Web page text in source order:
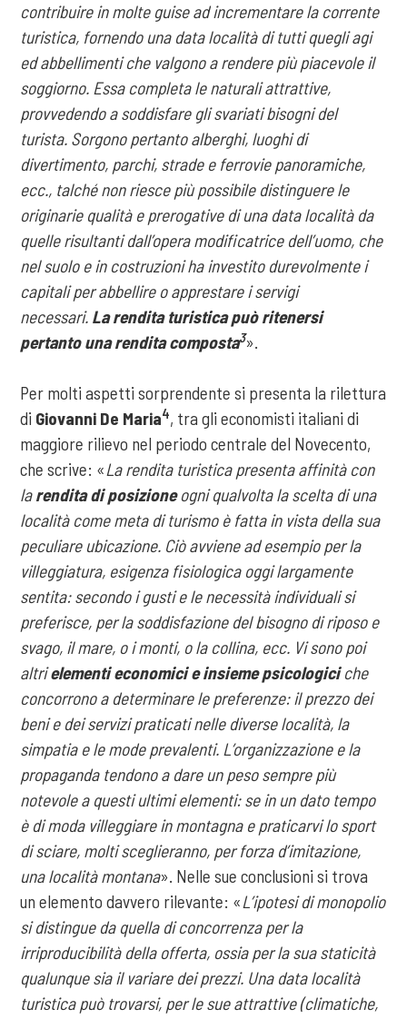
contribuire in molte guise ad incrementare la corrente
turistica, fornendo una data località di tutti quegli agi
ed abbellimenti che valgono a rendere più piacevole il
soggiorno. Essa completa le naturali attrattive,
provvedendo a soddisfare gli svariati bisogni del
turista. Sorgono pertanto alberghi, luoghi di
divertimento, parchi, strade e ferrovie panoramiche,
ecc., talché non riesce più possibile distinguere le
originarie qualità e prerogative di una data località da
quelle risultanti dall’opera modificatrice dell’uomo, che
nel suolo e in costruzioni ha investito durevolmente i
capitali per abbellire o apprestare i servigi
necessari. La rendita turistica può ritenersi
pertanto una rendita composta3».
Per molti aspetti sorprendente si presenta la rilettura
di Giovanni De Maria4, tra gli economisti italiani di
maggiore rilievo nel periodo centrale del Novecento,
che scrive: «La rendita turistica presenta affinità con
larendita di posizioneogni qualvolta la scelta di una
località come meta di turismo è fatta in vista della sua
peculiare ubicazione. Ciò avviene ad esempio per la
villeggiatura, esigenza fisiologica oggi largamente
sentita: secondo i gusti e le necessità individuali si
preferisce, per la soddisfazione del bisogno di riposo e
svago, il mare, o i monti, o la collina, ecc. Vi sono poi
altrielementi economici e insieme psicologiciche
concorrono a determinare le preferenze: il prezzo dei
beni e dei servizi praticati nelle diverse località, la
simpatia e le mode prevalenti. L’organizzazione e la
propaganda tendono a dare un peso sempre più
notevole a questi ultimi elementi: se in un dato tempo
è di moda villeggiare in montagna e praticarvi lo sport
di sciare, molti sceglieranno, per forza d’imitazione,
una località montana». Nelle sue conclusioni si trova
un elemento davvero rilevante: «L’ipotesi di monopolio
si distingue da quella di concorrenza per la
irriproducibilità della offerta, ossia per la sua staticità
qualunque sia il variare dei prezzi. Una data località
turistica può trovarsi, per le sue attrattive (climatiche,